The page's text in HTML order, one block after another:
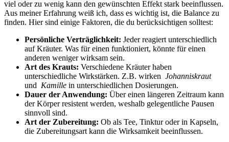
viel ​oder⁤ zu wenig kann den gewünschten Effekt stark beeinflussen.
Aus meiner⁣ Erfahrung weiß ich, ⁢dass es ‌wichtig ist, die Balance zu
⁢finden. ⁤Hier sind einige Faktoren, die du ⁢berücksichtigen⁤ solltest:
Persönliche ⁣Verträglichkeit: Jeder reagiert ⁤unterschiedlich
⁢auf​ Kräuter. Was‌ für einen ​funktioniert, könnte für‍ einen
anderen weniger wirksam sein.
Art des Krauts: Verschiedene​ Kräuter haben
unterschiedliche Wirkstärken.​ Z.B.‍ wirken ‌ Johanniskraut⁣
und ⁢ Kamille in unterschiedlichen Dosierungen.
Dauer der Anwendung: Über​ einen längeren Zeitraum kann
der Körper ⁤resistent⁤ werden, weshalb gelegentliche Pausen
sinnvoll sind.
Art ⁣der Zubereitung: Ob als ⁤Tee, Tinktur oder in ‌Kapseln,
die ‍Zubereitungsart kann ⁤die⁤ Wirksamkeit beeinflussen.